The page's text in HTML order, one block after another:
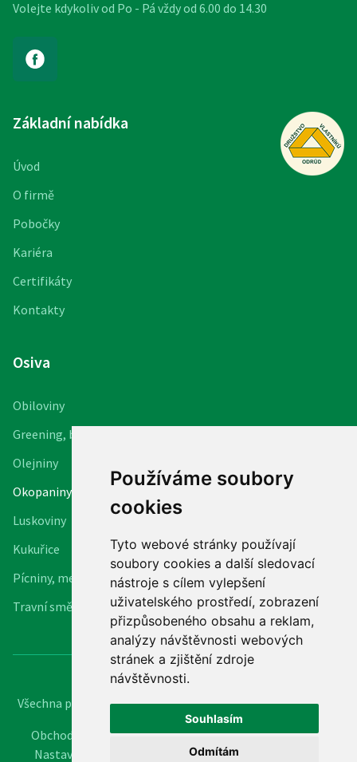
Používáme soubory
cookies
Tyto webové stránky používají
soubory cookies a další sledovací
nástroje s cílem vylepšení
uživatelského prostředí, zobrazení
přizpůsobeného obsahu a reklam,
analýzy návštěvnosti webových
stránek a zjištění zdroje
návštěvnosti.
Souhlasím
Odmítám
Volejte kdykoliv od Po - Pá vždy od 6.00 do 14.30
Základní nabídka
Úvod
O firmě
Pobočky
Kariéra
Certifikáty
Kontakty
Osiva
Obiloviny
Greening, biopásy
Olejniny
Okopaniny
Luskoviny
Kukuřice
Pícniny, meziplodiny
Travní směsi
Všechna práva vyhrazena (c) 2022 -ELITA semenářská, a.s.
Obchodní podmínky|GDPR a ochrana oznamovatelů
Nastavení cookies
Souhlas s elektronickou fakturací